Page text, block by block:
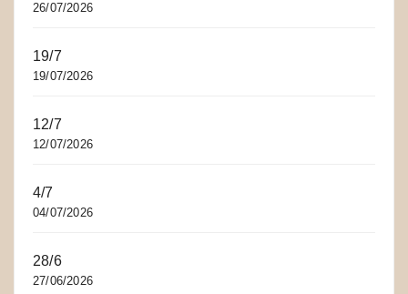
26/07/2026
19/7
19/07/2026
12/7
12/07/2026
4/7
04/07/2026
28/6
27/06/2026